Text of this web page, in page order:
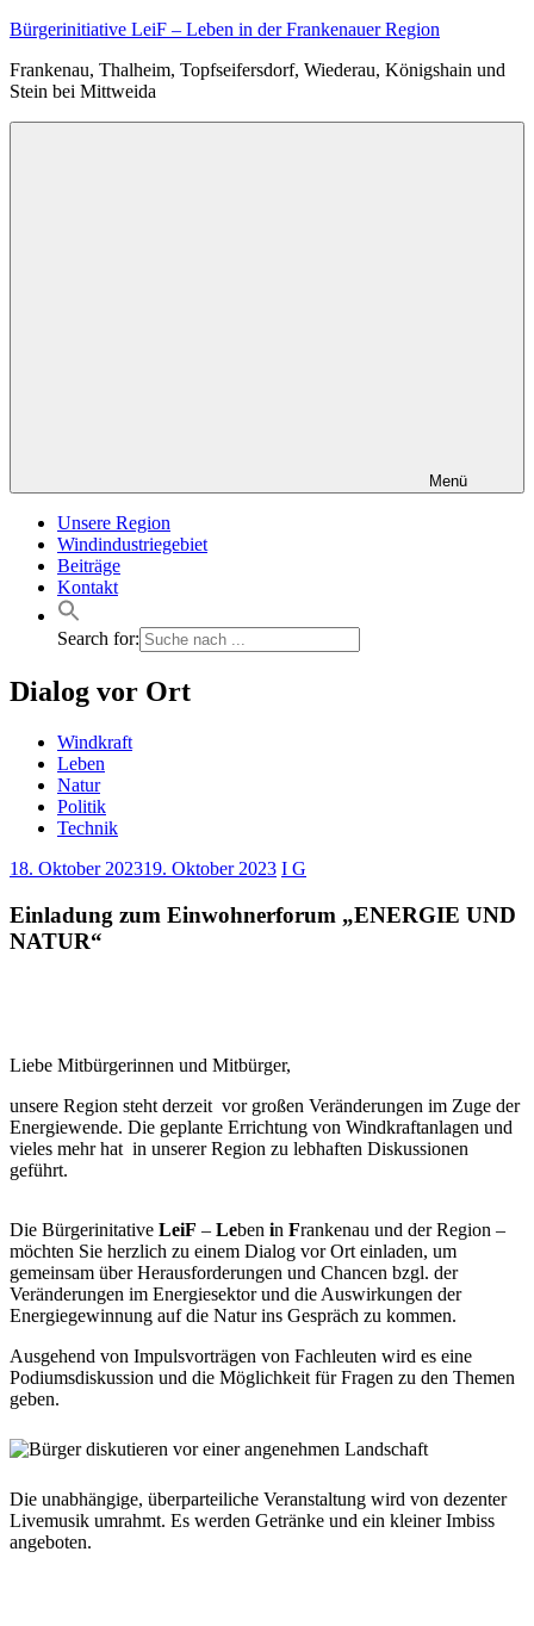
Zum
springen
Bürgerinitiative LeiF – Leben in der Frankenauer Region
Frankenau, Thalheim, Topfseifersdorf, Wiederau, Königshain und
Stein bei Mittweida
Menü
Unsere Region
Windindustriegebiet
Beiträge
Kontakt
Search for:
Dialog vor Ort
Windkraft
Leben
Natur
Politik
Technik
18. Oktober 202319. Oktober 2023 I G
Einladung zum Einwohnerforum „ENERGIE UND
NATUR“
Liebe Mitbürgerinnen und Mitbürger,
unsere Region steht derzeit vor großen Veränderungen im Zuge der
Energiewende. Die geplante Errichtung von Windkraftanlagen und
vieles mehr hat in unserer Region zu lebhaften Diskussionen
geführt.
Die Bürgerinitative LeiF – Leben in Frankenau und der Region –
möchten Sie herzlich zu einem Dialog vor Ort einladen, um
gemeinsam über Herausforderungen und Chancen bzgl. der
Veränderungen im Energiesektor und die Auswirkungen der
Energiegewinnung auf die Natur ins Gespräch zu kommen.
Ausgehend von Impulsvorträgen von Fachleuten wird es eine
Podiumsdiskussion und die Möglichkeit für Fragen zu den Themen
geben.
Die unabhängige, überparteiliche Veranstaltung wird von dezenter
Livemusik umrahmt. Es werden Getränke und ein kleiner Imbiss
angeboten.